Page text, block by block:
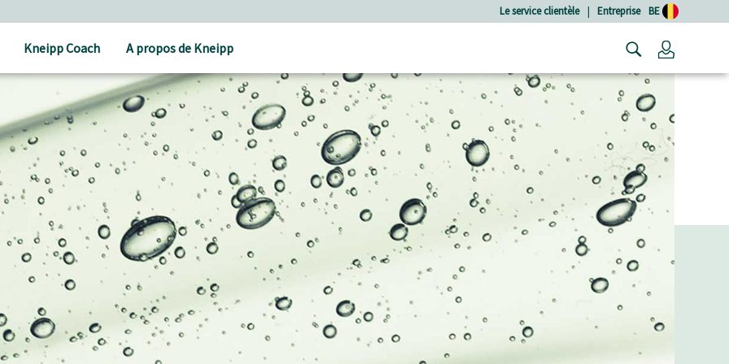
Le service clientèle | Entreprise BE
Kneipp Coach A propos de Kneipp